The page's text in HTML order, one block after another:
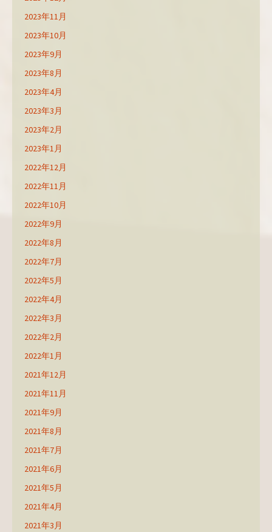
2023年11月
2023年10月
2023年9月
2023年8月
2023年4月
2023年3月
2023年2月
2023年1月
2022年12月
2022年11月
2022年10月
2022年9月
2022年8月
2022年7月
2022年5月
2022年4月
2022年3月
2022年2月
2022年1月
2021年12月
2021年11月
2021年9月
2021年8月
2021年7月
2021年6月
2021年5月
2021年4月
2021年3月